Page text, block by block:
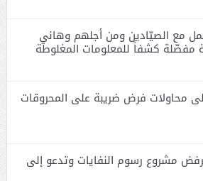
مع الصيّادين ومن أجلهم وهاني
مفصّلة كشفاً للمعلومات المغلوطة
محاولات فرض ضريبة على المحروقات
مشروع رسوم النفايات وتدعو إلى